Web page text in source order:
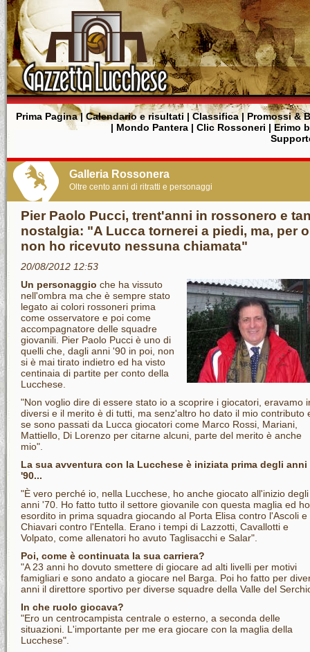
Prima Pagina| Calendario e risultati | Classifica|Promossi &
| Mondo Pantera| Clic Rossoneri | Erimo
Galleria Rossonera
Oltre cento anni di ritratti e personaggi
Pier Paolo Pucci, trent'anni in rossonero e
nostalgia: "A Lucca tornerei a piedi, ma, per
non ho ricevuto nessuna chiamata"
20/08/2012 12:53
Un personaggio che ha vissuto
nell'ombra ma che è sempre stato
legato ai colori rossoneri prima
come osservatore e poi come
accompagnatore delle squadre
giovanili. Pier Paolo Pucci è uno di
quelli che, dagli anni '90 in poi, non
si è mai tirato indietro ed ha visto
centinaia di partite per conto della
Lucchese.
"Non voglio dire di essere stato io a scoprire i giocatori, eravamo
diversi e il merito è di tutti, ma senz'altro ho dato il mio contributo
se sono passati da Lucca giocatori come Marco Rossi, Mariani,
Mattiello, Di Lorenzo per citarne alcuni, parte del merito è anche
mio".
La sua avventura con la Lucchese è iniziata prima degli anni
'90...
"È vero perché io, nella Lucchese, ho anche giocato all'inizio degli
anni '70. Ho fatto tutto il settore giovanile con questa maglia ed ho
esordito in prima squadra giocando al Porta Elisa contro l'Ascoli e
Chiavari contro l'Entella. Erano i tempi di Lazzotti, Cavallotti e
Volpato, come allenatori ho avuto Taglisacchi e Salar".
Poi, come è continuata la sua carriera?
"A 23 anni ho dovuto smettere di giocare ad alti livelli per motivi
famigliari e sono andato a giocare nel Barga. Poi ho fatto per
anni il direttore sportivo per diverse squadre della Valle del
In che ruolo giocava?
"Ero un centrocampista centrale o esterno, a seconda delle
situazioni. L'importante per me era giocare con la maglia della
Lucchese".